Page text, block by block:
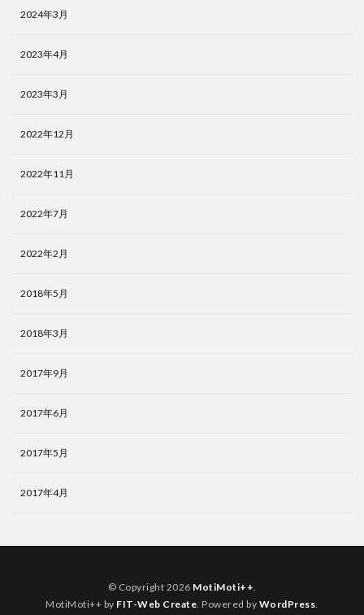
2024年3月
2023年4月
2023年3月
2022年12月
2022年11月
2022年7月
2022年2月
2018年5月
2018年3月
2017年9月
2017年6月
2017年5月
2017年4月
© Copyright 2026 MotiMoti++.
MotiMoti++ by FIT-Web Create. Powered by WordPress.